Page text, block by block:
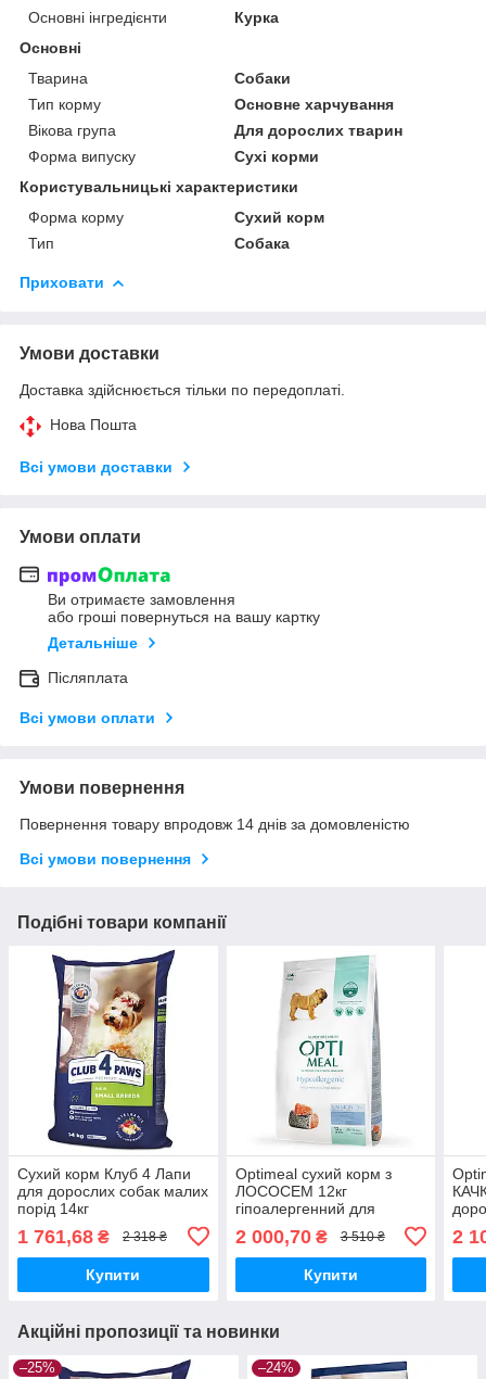
Основні інгредієнти
Курка
Основні
Тварина
Собаки
Тип корму
Основне харчування
Вікова група
Для дорослих тварин
Форма випуску
Сухі корми
Користувальницькі характеристики
Форма корму
Сухий корм
Тип
Собака
Приховати
Умови доставки
Доставка здійснюється тільки по передоплаті.
Нова Пошта
Всі умови доставки
Умови оплати
Ви отримаєте замовлення
або гроші повернуться на вашу картку
Детальніше
Післяплата
Всі умови оплати
Умови повернення
Повернення товару впродовж 14 днів за домовленістю
Всі умови повернення
Подібні товари компанії
Сухий корм Клуб 4 Лапи
для дорослих собак малих
порід 14кг
1 761,68 ₴ 2 318 ₴
Купити
Optimeal сухий корм з
ЛОСОСЕМ 12кг
гіпоалергенний для
дорослих собак середніх
та великих порід
2 000,70₴ 3 510 ₴
Купити
2
Акційні пропозиції та новинки
–25% –24%